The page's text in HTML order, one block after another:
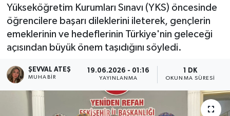
Yükseköğretim Kurumları Sınavı (YKS) öncesinde
öğrencilere başarı dileklerini ileterek, gençlerin
emeklerinin ve hedeflerinin Türkiye'nin geleceği
açısından büyük önem taşıdığını söyledi.
ŞEVVAL ATEŞ
MUHABIR
19.06.2026 - 01:16
YAYINLANMA
1 DK
OKUNMA SÜRESI
Eğitim
Ekonomi
Eleman
Emlak
Haber Arşivi